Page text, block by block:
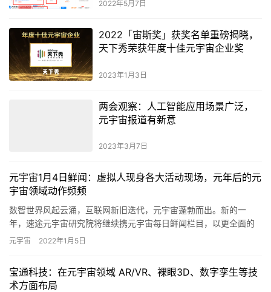
2022年5月7日
2022「宙斯奖」获奖名单重磅揭晓，
天下秀荣获年度十佳元宇宙企业奖
2023年1月3日
两会观察：人工智能应用场景广泛，
元宇宙报道有新意
2023年3月7日
元宇宙1月4日鲜闻：虚拟人现身各大活动现场，元年后的元
宇宙领域动作频频
数智世界风起云涌，互联网新旧迭代，元宇宙蓬勃而出。新的一
年，速途元宇宙研究院将继续携元宇宙每日鲜闻栏目，以更全面的
视野、更广阔的视域，360°洞悉行业跌宕起伏，在趋势前瞻中把握
元宇宙 2022年1月5日
宝通科技：在元宇宙领域 AR/VR、裸眼3D、数字孪生等技
术方面布局